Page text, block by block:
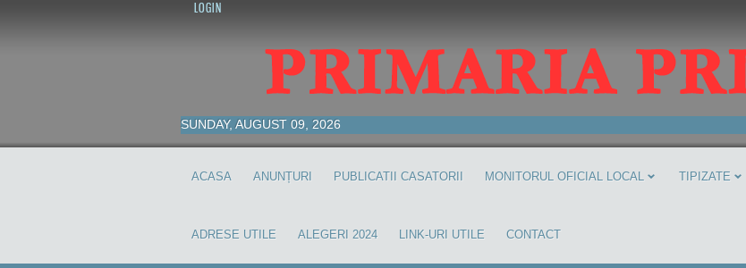
LOGIN
SUNDAY, AUGUST 09, 2026
ACASA ANUNȚURI PUBLICATII CASATORII MONITORUL OFICIAL LOCAL TIPIZATE
ADRESE UTILE ALEGERI 2024 LINK-URI UTILE CONTACT